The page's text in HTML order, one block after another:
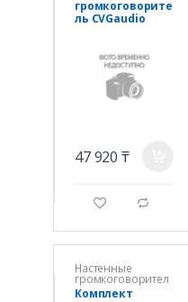
громкоговорите
ль CVGaudio
47 920 ₸
g d
Настенные
громкоговорител
и
Комплект